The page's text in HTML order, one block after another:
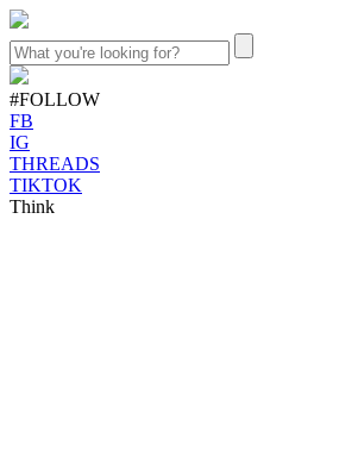
#FOLLOW
FB
IG
THREADS
TIKTOK
Think